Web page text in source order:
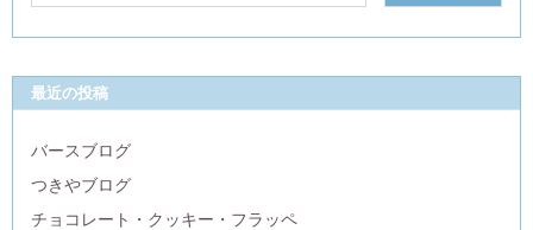
最近の投稿
バースブログ
つきやブログ
チョコレート・クッキー・フラッペ